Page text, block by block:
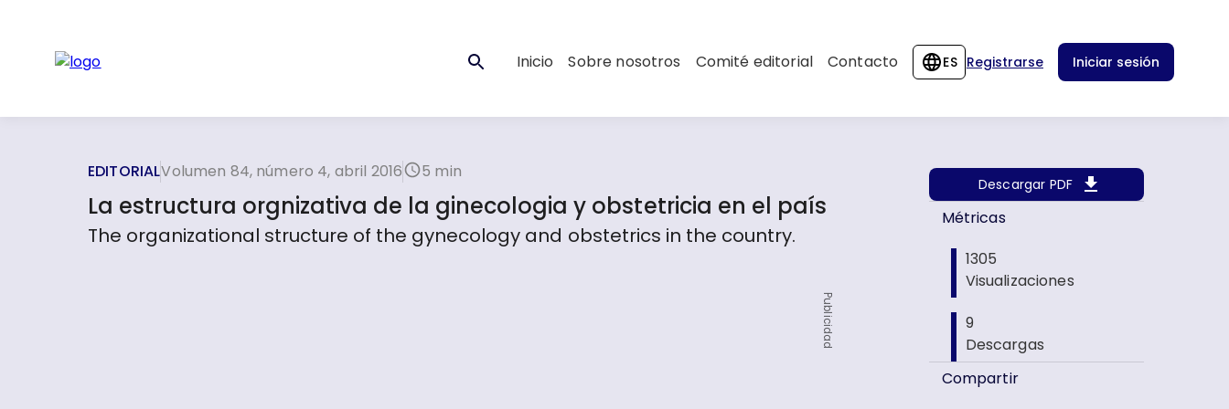
Inicio Sobre nosotros Comité editorial Contacto ES Registrarse Iniciar sesión
EDITORIALVolumen 84, número 4, abril 2016 5 min
La estructura orgnizativa de la ginecologia y obstetricia en el país
The organizational structure of the gynecology and obstetrics in the country.
Publicidad
Descargar PDF
Métricas
1305
Visualizaciones
9
Descargas
Compartir